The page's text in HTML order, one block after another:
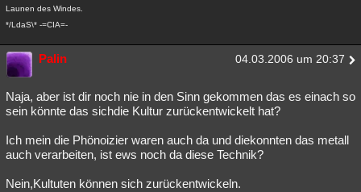
Launen des Windes.
*/LdaS\* -=CIA=-
Palin 04.03.2006 um 20:37
Naja, aber ist dir noch nie in den Sinn gekommen das es einach so
sein könnte das sichdie Kultur zurückentwickelt hat?
Ich mein die Phönoizier waren auch da und diekonnten das metall
auch verarbeiten, ist ews noch da diese Technik?
Nein,Kultuten können sich zurückentwickeln.